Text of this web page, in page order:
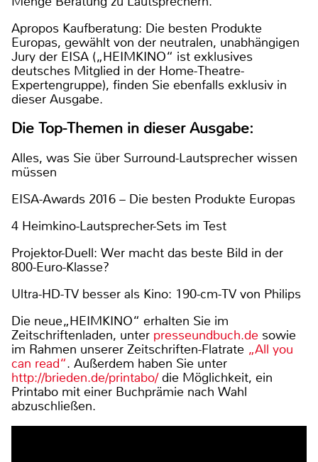
Apropos Kaufberatung: Die besten Produkte
Europas, gewählt von der neutralen, unabhängigen
Jury der EISA („HEIMKINO“ ist exklusives
deutsches Mitglied in der Home-Theatre-
Expertengruppe), finden Sie ebenfalls exklusiv in
dieser Ausgabe.
Die Top-Themen in dieser Ausgabe:
Alles, was Sie über Surround-Lautsprecher wissen
müssen
EISA-Awards 2016 – Die besten Produkte Europas
4 Heimkino-Lautsprecher-Sets im Test
Projektor-Duell: Wer macht das beste Bild in der
800-Euro-Klasse?
Ultra-HD-TV besser als Kino: 190-cm-TV von Philips
Die neue„HEIMKINO“ erhalten Sie im
Zeitschriftenladen, unter presseundbuch.de sowie
im Rahmen unserer Zeitschriften-Flatrate „All you
can read“. Außerdem haben Sie unter
http://brieden.de/printabo/die Möglichkeit, ein
Printabo mit einer Buchprämie nach Wahl
abzuschließen.